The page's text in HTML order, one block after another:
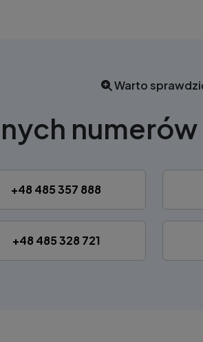
Warto
+48 485 357 888
+48 485 328 721